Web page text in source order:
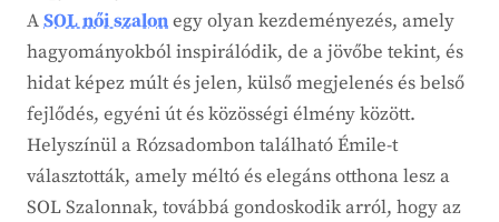
ASOL női szalonegy olyan kezdeményezés, amely
hagyományokból inspirálódik, de a jövőbe tekint, és
hidat képez múlt és jelen, külső megjelenés és belső
fejlődés, egyéni út és közösségi élmény között.
Helyszínül a Rózsadombon található Émile-t
választották, amely méltó és elegáns otthona lesz a
SOL Szalonnak, továbbá gondoskodik arról, hogy az